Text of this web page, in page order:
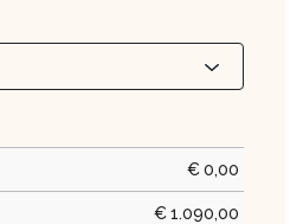
€0,00
€1.090,00